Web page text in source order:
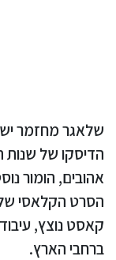
שלאגר מחזמר
אהובים, הומור
הסרט הקלאסי של
קאסט נוצץ,
ברחבי הארץ.